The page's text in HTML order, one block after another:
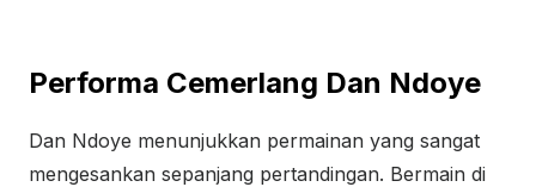
Performa Cemerlang Dan Ndoye
Dan Ndoye menunjukkan permainan yang sangat
mengesankan sepanjang pertandingan. Bermain di